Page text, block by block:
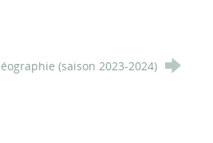
(saison 2023-2024)